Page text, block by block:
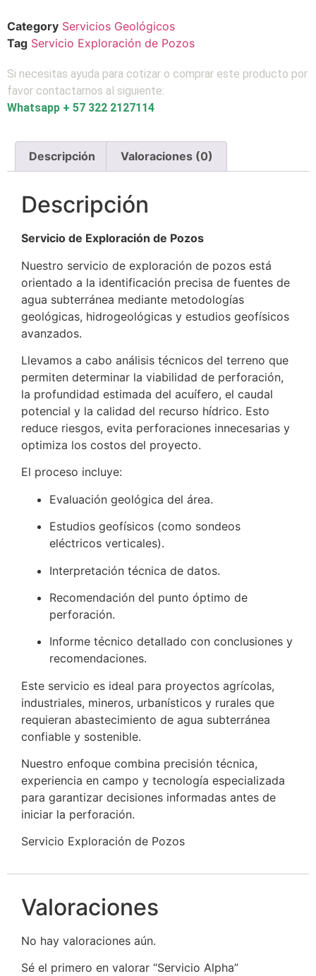
Category Servicios Geológicos
Tag Servicio Exploración de Pozos
Si necesitas ayuda para cotizar o comprar este producto por
favor contactarnos al siguiente:
Whatsapp + 57 322 2127114
Descripción Valoraciones (0)
Descripción
Servicio de Exploración de Pozos
Nuestro servicio de exploración de pozos está
orientado a la identificación precisa de fuentes de
agua subterránea mediante metodologías
geológicas, hidrogeológicas y estudios geofísicos
avanzados.
Llevamos a cabo análisis técnicos del terreno que
permiten determinar la viabilidad de perforación,
la profundidad estimada del acuífero, el caudal
potencial y la calidad del recurso hídrico. Esto
reduce riesgos, evita perforaciones innecesarias y
optimiza los costos del proyecto.
El proceso incluye:
Evaluación geológica del área.
Estudios geofísicos (como sondeos
eléctricos verticales).
Interpretación técnica de datos.
Recomendación del punto óptimo de
perforación.
Informe técnico detallado con conclusiones y
recomendaciones.
Este servicio es ideal para proyectos agrícolas,
industriales, mineros, urbanísticos y rurales que
requieran abastecimiento de agua subterránea
confiable y sostenible.
Nuestro enfoque combina precisión técnica,
experiencia en campo y tecnología especializada
para garantizar decisiones informadas antes de
iniciar la perforación.
Servicio Exploración de Pozos
Valoraciones
No hay valoraciones aún.
Sé el primero en valorar “Servicio Alpha”